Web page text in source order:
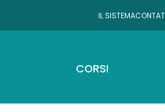
IL SISTEMA
CORSI